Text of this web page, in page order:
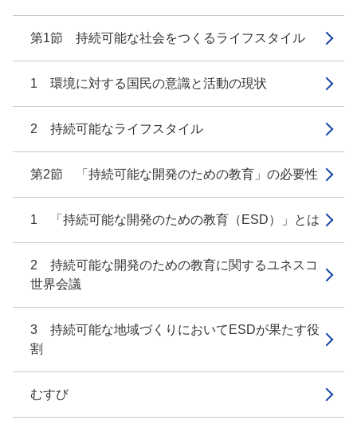
第1節 持続可能な社会をつくるライフスタイル
1 環境に対する国民の意識と活動の現状
2 持続可能なライフスタイル
第2節 「持続可能な開発のための教育」の必要性
1 「持続可能な開発のための教育（ESD）」とは
2 持続可能な開発のための教育に関するユネスコ
世界会議
3 持続可能な地域づくりにおいてESDが果たす役
割
むすび